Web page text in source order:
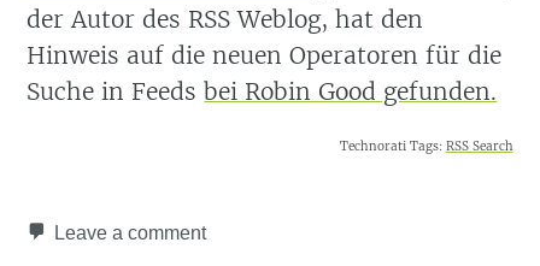
der Autor des RSS Weblog, hat den
Hinweis auf die neuen Operatoren für die
Suche in Feedsbei Robin Good gefunden.
Technorati Tags: RSS Search
Leave a comment